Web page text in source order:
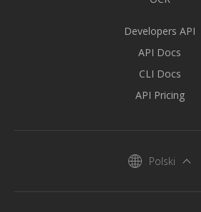
Developers API
API Docs
CLI Docs
API Pricing
Polski